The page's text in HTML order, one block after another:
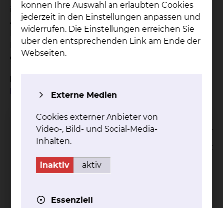
individuell notwendige Diagnostik. Eine enge
Absprache mit Ihrer Hausärztin bzw. Ihrem
Hausarzt und den ambulant mitbehandelnden
Fachärztinnen und Fachärzten ist dabei stets
gewährleistet.
Hier finden Sie weitere Informationen zur
Lungentumorkonferenz.
können Ihre Auswahl an erlaubten Cookies
jederzeit in den Einstellungen anpassen und
widerrufen. Die Einstellungen erreichen Sie
über den entsprechenden Link am Ende der
Webseiten.
Externe Medien
Cookies externer Anbieter von
Video-, Bild- und Social-Media-
Inhalten.
inaktiv aktiv
Essenziell